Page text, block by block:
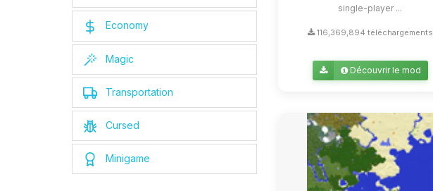
Economy
Magic
Transportation
Cursed
Minigame
single-player ...
116,369,894 téléchargements
Découvrir le mod